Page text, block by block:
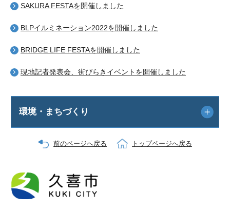
SAKURA FESTAを開催しました
BLPイルミネーション2022を開催しました
BRIDGE LIFE FESTAを開催しました
現地記者発表会、街びらきイベントを開催しました
環境・まちづくり
前のページへ戻る トップページへ戻る